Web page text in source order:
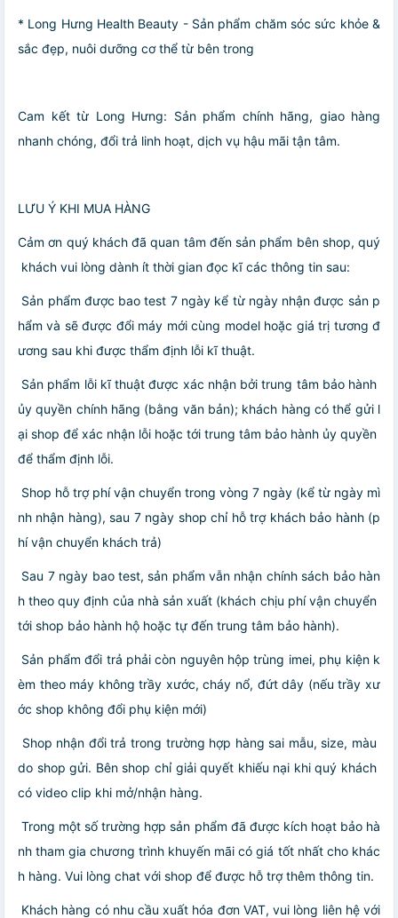
* Long Hưng Health Beauty - Sản phẩm chăm sóc sức khỏe &
sắc đẹp, nuôi dưỡng cơ thể từ bên trong
Cam kết từ Long Hưng: Sản phẩm chính hãng, giao hàng
nhanh chóng, đổi trả linh hoạt, dịch vụ hậu mãi tận tâm.
LƯU Ý KHI MUA HÀNG
Cảm ơn quý khách đã quan tâm đến sản phẩm bên shop, quý
khách vui lòng dành ít thời gian đọc kĩ các thông tin sau:
️ Sản phẩm được bao test 7 ngày kể từ ngày nhận được sản p
hẩm và sẽ được đổi máy mới cùng model hoặc giá trị tương đ
ương sau khi được thẩm định lỗi kĩ thuật.
️ Sản phẩm lỗi kĩ thuật được xác nhận bởi trung tâm bảo hành
ủy quyền chính hãng (bằng văn bản); khách hàng có thể gửi l
ại shop để xác nhận lỗi hoặc tới trung tâm bảo hành ủy quyền
để thẩm định lỗi.
️ Shop hỗ trợ phí vận chuyển trong vòng 7 ngày (kể từ ngày mì
nh nhận hàng), sau 7 ngày shop chỉ hỗ trợ khách bảo hành (p
hí vận chuyển khách trả)
️ Sau 7 ngày bao test, sản phẩm vẫn nhận chính sách bảo hàn
h theo quy định của nhà sản xuất (khách chịu phí vận chuyển
tới shop bảo hành hộ hoặc tự đến trung tâm bảo hành).
️ Sản phẩm đổi trả phải còn nguyên hộp trùng imei, phụ kiện k
èm theo máy không trầy xước, cháy nổ, đứt dây (nếu trầy xư
ớc shop không đổi phụ kiện mới)
️ Shop nhận đổi trả trong trường hợp hàng sai mẫu, size, màu
do shop gửi. Bên shop chỉ giải quyết khiếu nại khi quý khách
có video clip khi mở/nhận hàng.
️ Trong một số trường hợp sản phẩm đã được kích hoạt bảo hà
nh tham gia chương trình khuyến mãi có giá tốt nhất cho khác
h hàng. Vui lòng chat với shop để được hỗ trợ thêm thông tin.
️ Khách hàng có nhu cầu xuất hóa đơn VAT, vui lòng liên hệ với